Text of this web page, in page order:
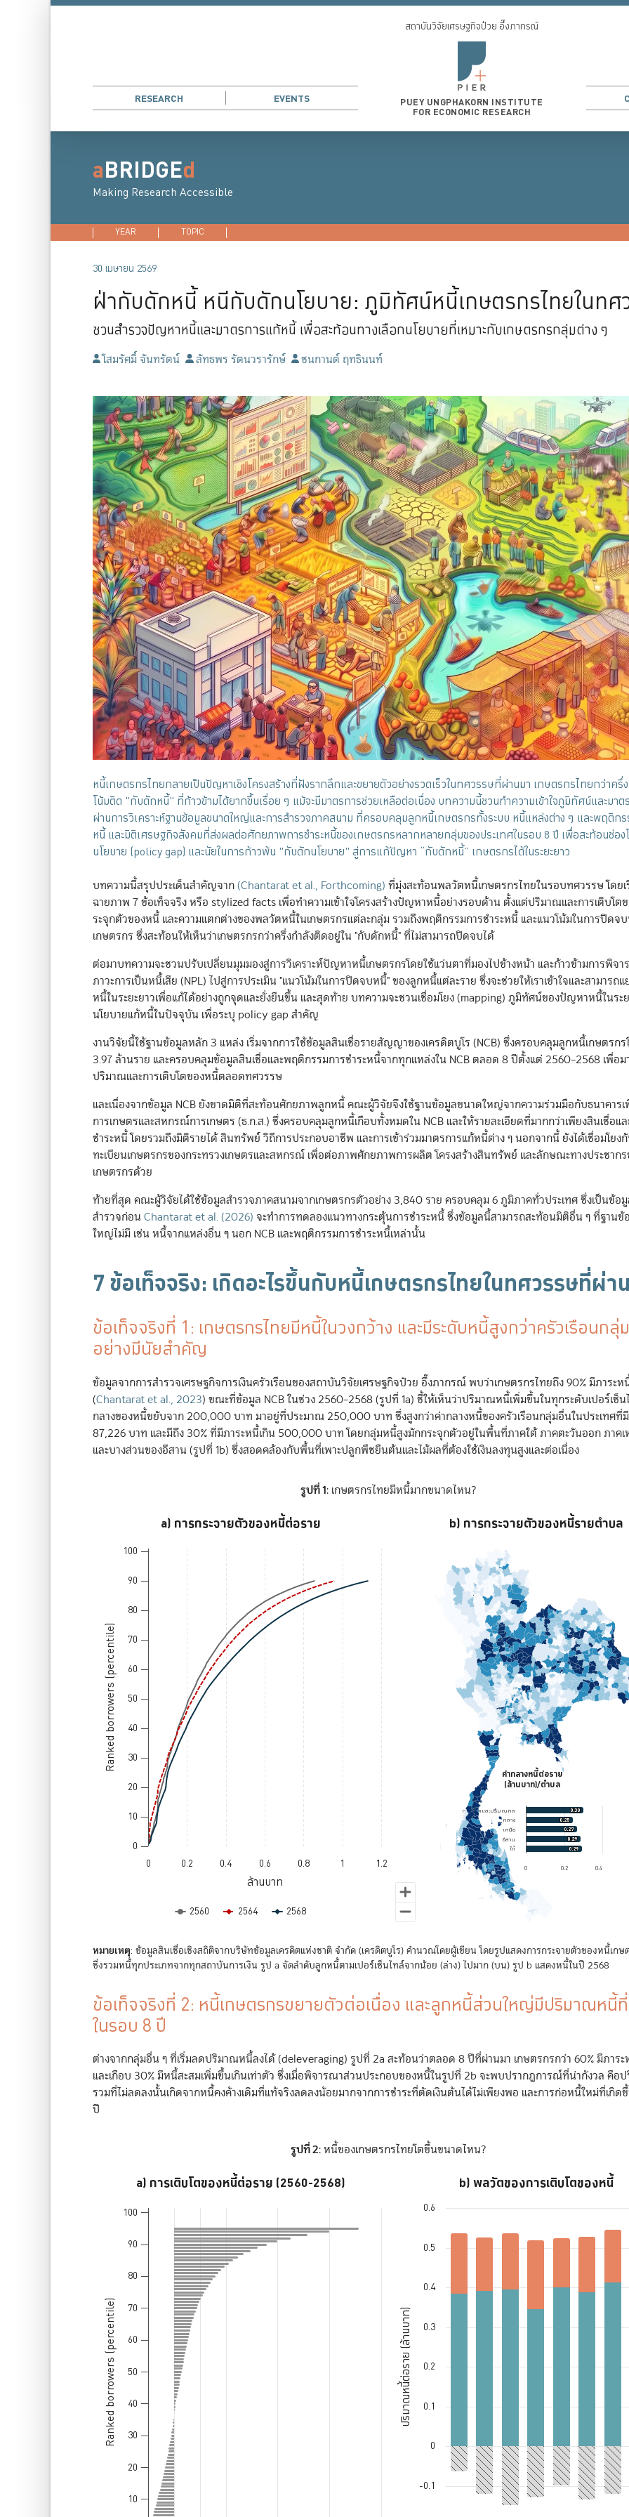
RESEARCH EVENTS
สถาบันวิจัยเศรษฐกิจป๋วย อึ๊งภากรณ์
PUEY UNGPHAKORN INSTITUTE
FOR ECONOMIC RESEARCH
aBRIDGEd
Making Research Accessible
YEAR 2026
TOPIC
30 เมษายน 2569
ฝ่ากับดักหนี้ หนีกับดักนโยบาย: ภูมิทัศน์หนี้เกษตรกรไทยในทศ
ชวนสำรวจปัญหาหนี้และมาตรการแก้หนี้ เพื่อสะท้อนทางเลือกนโยบายที่เหมาะกับเกษตรกรกลุ่มต่าง ๆ
โสมรัศมิ์ จันทรัตน์ ลัทธพร รัตนวรารักษ์ ชนกานต์ ฤทธินนท์
หนี้เกษตรกรไทยกลายเป็นปัญหาเชิงโครงสร้างที่ฝังรากลึกและขยายตัวอย่างรวดเร็วในทศวรรษที่ผ่านมา เกษตรกรไทยกว่าครึ่
โน้มติด "กับดักหนี้" ที่ก้าวข้ามได้ยากขึ้นเรื่อย ๆ แม้จะมีมาตรการช่วยเหลือต่อเนื่อง บทความนี้ชวนทำความเข้าใจภูมิทัศน์และมา
ผ่านการวิเคราะห์ฐานข้อมูลขนาดใหญ่และการสำรวจภาคสนาม ที่ครอบคลุมลูกหนี้เกษตรกรทั้งระบบ หนี้แหล่งต่าง ๆ และพฤติกร
หนี้ และมิติเศรษฐกิจสังคมที่ส่งผลต่อศักยภาพการชำระหนี้ของเกษตรกรหลากหลายกลุ่มของประเทศในรอบ 8 ปี เพื่อสะท้อนช่อง
นโยบาย (policy gap) และนัยในการก้าวพ้น "กับดักนโยบาย" สู่การแก้ปัญหา “กับดักหนี้” เกษตรกรได้ในระยะยาว
บทความนี้สรุปประเด็นสำคัญจาก(Chantarat et al., Forthcoming) ที่มุ่งสะท้อนพลวัตหนี้เกษตรกรไทยในรอบทศวรรษ โดยเ
ฉายภาพ 7 ข้อเท็จจริง หรือ stylized facts เพื่อทำความเข้าใจโครงสร้างปัญหาหนี้อย่างรอบด้าน ตั้งแต่ปริมาณและการเติบโต
ระจุกตัวของหนี้ และความแตกต่างของพลวัตหนี้ในเกษตรกรแต่ละกลุ่ม รวมถึงพฤติกรรมการชำระหนี้ และแนวโน้มในการปิดจ
เกษตรกร ซึ่งสะท้อนให้เห็นว่าเกษตรกรกว่าครึ่งกำลังติดอยู่ใน "กับดักหนี้" ที่ไม่สามารถปิดจบได้
ต่อมาบทความจะชวนปรับเปลี่ยนมุมมองสู่การวิเคราะห์ปัญหาหนี้เกษตรกรโดยใช้แว่นตาที่มองไปข้างหน้า และก้าวข้ามการพิจา
ภาวะการเป็นหนี้เสีย (NPL) ไปสู่การประเมิน "แนวโน้มในการปิดจบหนี้" ของลูกหนี้แต่ละราย ซึ่งจะช่วยให้เราเข้าใจและสามารถ
หนี้ในระยะยาวเพื่อแก้ได้อย่างถูกจุดและยั่งยืนขึ้น และสุดท้าย บทความจะชวนเชื่อมโยง (mapping) ภูมิทัศน์ของปัญหาหนี้ในระย
นโยบายแก้หนี้ในปัจจุบัน เพื่อระบุ policy gap สำคัญ
งานวิจัยนี้ใช้ฐานข้อมูลหลัก 3 แหล่ง เริ่มจากการใช้ข้อมูลสินเชื่อรายสัญญาของเครดิตบูโร (NCB) ซึ่งครอบคลุมลูกหนี้เกษตรกร
3.97 ล้านราย และครอบคลุมข้อมูลสินเชื่อและพฤติกรรมการชำระหนี้จากทุกแหล่งใน NCB ตลอด 8 ปีตั้งแต่ 2560–2568 เพื่อม
ปริมาณและการเติบโตของหนี้ตลอดทศวรรษ
และเนื่องจากข้อมูล NCB ยังขาดมิติที่สะท้อนศักยภาพลูกหนี้ คณะผู้วิจัยจึงใช้ฐานข้อมูลขนาดใหญ่จากความร่วมมือกับธนาคาร
การเกษตรและสหกรณ์การเกษตร (ธ.ก.ส.) ซึ่งครอบคลุมลูกหนี้เกือบทั้งหมดใน NCB และให้รายละเอียดที่มากกว่าเพียงสินเชื่อแ
ชำระหนี้ โดยรวมถึงมิติรายได้ สินทรัพย์ วิถีการประกอบอาชีพ และการเข้าร่วมมาตรการแก้หนี้ต่าง ๆ นอกจากนี้ ยังได้เชื่อมโยง
ทะเบียนเกษตรกรของกระทรวงเกษตรและสหกรณ์ เพื่อต่อภาพศักยภาพการผลิต โครงสร้างสินทรัพย์ และลักษณะทางประชากร
เกษตรกรด้วย
ท้ายที่สุด คณะผู้วิจัยได้ใช้ข้อมูลสำรวจภาคสนามจากเกษตรกรตัวอย่าง 3,840 ราย ครอบคลุม 6 ภูมิภาคทั่วประเทศ ซึ่งเป็นข้อ
สำรวจก่อน Chantarat et al. (2026) จะทำการทดลองแนวทางกระตุ้นการชำระหนี้ ซึ่งข้อมูลนี้สามารถสะท้อนมิติอื่น ๆ ที่ฐาน
ใหญ่ไม่มี เช่น หนี้จากแหล่งอื่น ๆ นอก NCB และพฤติกรรมการชำระหนี้เหล่านั้น
7 ข้อเท็จจริง: เกิดอะไรขึ้นกับหนี้เกษตรกรไทยในทศวรรษที่ผ่า
ข้อเท็จจริงที่ 1: เกษตรกรไทยมีหนี้ในวงกว้าง และมีระดับหนี้สูงกว่าครัวเรือนกลุ่
อย่างมีนัยสำคัญ
ข้อมูลจากการสำรวจเศรษฐกิจการเงินครัวเรือนของสถาบันวิจัยเศรษฐกิจป๋วย อึ๊งภากรณ์ พบว่าเกษตรกรไทยถึง 90% มีภาระ
(Chantarat et al., 2023) ขณะที่ข้อมูล NCB ในช่วง 2560–2568 (รูปที่ 1a) ชี้ให้เห็นว่าปริมาณหนี้เพิ่มขึ้นในทุกระดับเปอร์เซ็น
กลางของหนี้ขยับจาก 200,000 บาท มาอยู่ที่ประมาณ 250,000 บาท ซึ่งสูงกว่าค่ากลางหนี้ของครัวเรือนกลุ่มอื่นในประเทศที่
87,226 บาท และมีถึง 30% ที่มีภาระหนี้เกิน 500,000 บาท โดยกลุ่มหนี้สูงมักกระจุกตัวอยู่ในพื้นที่ภาคใต้ ภาคตะวันออก ภาค
และบางส่วนของอีสาน (รูปที่ 1b) ซึ่งสอดคล้องกับพื้นที่เพาะปลูกพืชยืนต้นและไม้ผลที่ต้องใช้เงินลงทุนสูงและต่อเนื่อง
รูปที่ 1: เกษตรกรไทยมีหนี้มากขนาดไหน?
a) การกระจายตัวของหนี้ต่อราย
Line chart with 3 lines.
The chart has 1 X axis displaying Ranked borrowers (percentile). Data ranges from 0 to 100.
The chart has 1 Y axis displaying ล้านบาท. Data ranges from 0.0025 to 1.13026.
ล้านบาท
Ranked borrowers (percentile)
a) การกระจายตัวของหนี้ต่อราย
2560 2564 2568
0 0.2 0.4 0.6 0.8 1 1.2
0
10
20
30
40
50
60
70
80
90
100
ค่ากลางหนี้ต่อราย (ล้านบาท)/ตำบล
Bar chart with 5 bars.
The chart has 1 X axis displaying
The chart has 1 Y axis displaying
ค่ากลางหนี้ต่อราย
(ล้านบาท)/ตำบล
0.30
0.30
0.25
0.25
0.27
0.27
0.29
0.29
0.29
0.29
0 0.2 0.4
กรุงเทพและปริมณฑล
กลาง
เหนือ
อีสาน
ใต้
End of interactive chart.
b) การกระจายตัวของหนี้รายตำบล
Map of unspecified region with 1 data series.
b) การกระจายตัวของหนี้รายตำบล
หมายเหตุ: ข้อมูลสินเชื่อเชิงสถิติจากบริษัทข้อมูลเครดิตแห่งชาติ จำกัด (เครดิตบูโร) คำนวณโดยผู้เขียน โดยรูปแสดงการกระจายตัวของหนี้เกษ
ซึ่งรวมหนี้ทุกประเภทจากทุกสถาบันการเงิน รูป a จัดลำดับลูกหนี้ตามเปอร์เซ็นไทล์จากน้อย (ล่าง) ไปมาก (บน) รูป b แสดงหนี้ในปี 2568
ข้อเท็จจริงที่ 2: หนี้เกษตรกรขยายตัวต่อเนื่อง และลูกหนี้ส่วนใหญ่มีปริมาณหนี้
ในรอบ 8 ปี
ต่างจากกลุ่มอื่น ๆ ที่เริ่มลดปริมาณหนี้ลงได้ (deleveraging) รูปที่ 2a สะท้อนว่าตลอด 8 ปีที่ผ่านมา เกษตรกรกว่า 60% มีภาร
และเกือบ 30% มีหนี้สะสมเพิ่มขึ้นเกินเท่าตัว ซึ่งเมื่อพิจารณาส่วนประกอบของหนี้ในรูปที่ 2b จะพบปรากฏการณ์ที่น่ากังวล คือ
รวมที่ไม่ลดลงนั้นเกิดจากหนี้คงค้างเดิมที่แท้จริงลดลงน้อยมากจากการชำระที่ตัดเงินต้นได้ไม่เพียงพอ และการก่อหนี้ใหม่ที่เกิด
ปี
รูปที่ 2: หนี้ของเกษตรกรไทยโตขึ้นขนาดไหน?
a) การเติบโตของหนี้ต่อราย (2560-2568)
Bar chart with 101 bars.
The chart has 1 X axis displaying Ranked borrowers (percentile). Data ranges from -1 to 100.
The chart has 1 Y axis displaying อัตราการเติบโตของหนี้ (%). Data ranges from -98.028239 to 712.036996.
Ranked borrowers (percentile)
a) การเติบโตของหนี้ต่อราย (2560-2568)
10
20
30
40
50
60
70
80
90
100
b) พลวัตของการเติบโตของหนี้
Bar chart with 3 data series.
The chart has 1 X axis displaying categories.
The chart has 1 Y axis displaying ปริมาณหนี้ต่อรา
ปริมาณหนี้ต่อราย (ล้านบาท)
b) พลวัตของการเติบโตของหนี้
-0.1
0
0.1
0.2
0.3
0.4
0.5
0.6